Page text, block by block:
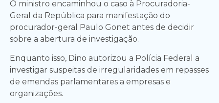
O ministro encaminhou o caso à Procuradoria-
Geral da República para manifestação do
procurador-geral Paulo Gonet antes de decidir
sobre a abertura de investigação.
Enquanto isso, Dino autorizou a Polícia Federal a
investigar suspeitas de irregularidades em repasses
de emendas parlamentares a empresas e
organizações.